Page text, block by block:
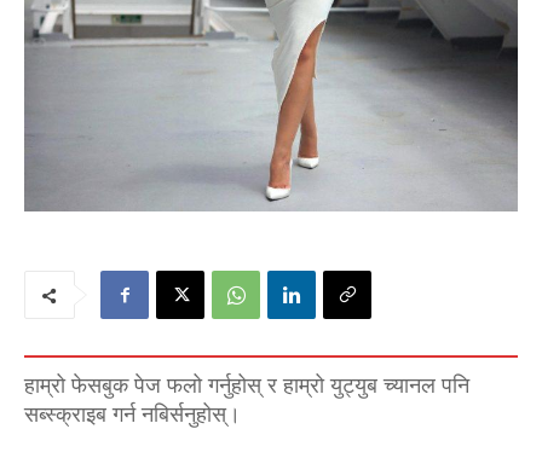
हाम्रो फेसबुक पेज फलो गर्नुहोस् र हाम्रो युट्युब च्यानल पनि
सब्स्क्राइब गर्न नबिर्सनुहोस्।